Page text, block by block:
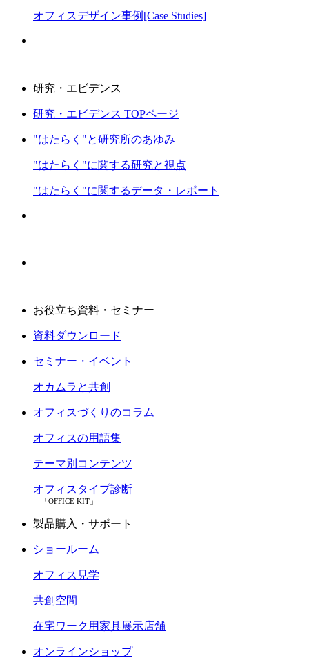
オフィスデザイン事例[Case Studies]
研究・エビデンス
研究・エビデンス TOPページ
"はたらく"と研究所のあゆみ
"はたらく"に関する研究と視点
"はたらく"に関するデータ・レポート
お役立ち資料・セミナー
資料ダウンロード
セミナー・イベント
オカムラと共創
オフィスづくりのコラム
オフィスの用語集
テーマ別コンテンツ
オフィスタイプ診断
「OFFICE KIT」
製品購入・サポート
ショールーム
オフィス見学
共創空間
在宅ワーク用家具展示店舗
オンラインショップ